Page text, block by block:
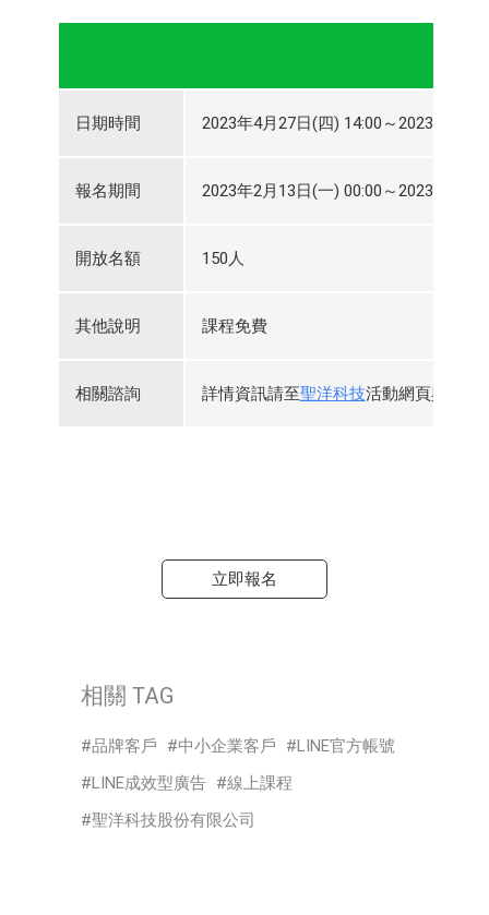
日期時間 2023年4月27日(四) 14:00～2023年4月
報名期間 2023年2月13日(一) 00:00～2023年4月
開放名額 150人
其他說明 課程免費
相關諮詢 詳情資訊請至聖洋科技活動網頁與查看
立即報名
相關 TAG
品牌客戶 中小企業客戶
LINE官方帳號
LINE成效型廣告
線上課程
聖洋科技股份有限公司